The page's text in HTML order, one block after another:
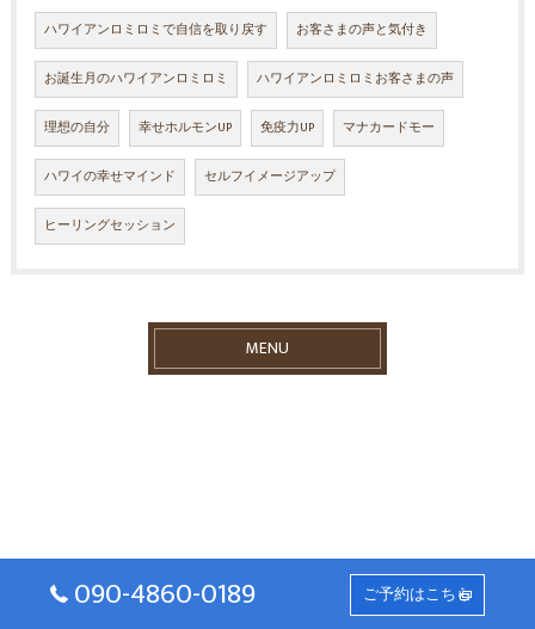
ハワイアンロミロミで自信を取り戻す お客さまの声と気付き
お誕生月のハワイアンロミロミ ハワイアンロミロミお客さまの声
理想の自分 幸せホルモンUP 免疫力UP マナカードモー
ハワイの幸せマインド セルフイメージアップ
ヒーリングセッション
MENU
090-4860-0189 ご予約はこちら